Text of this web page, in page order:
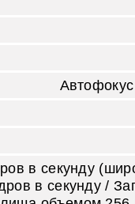
в секунду
в секунду /